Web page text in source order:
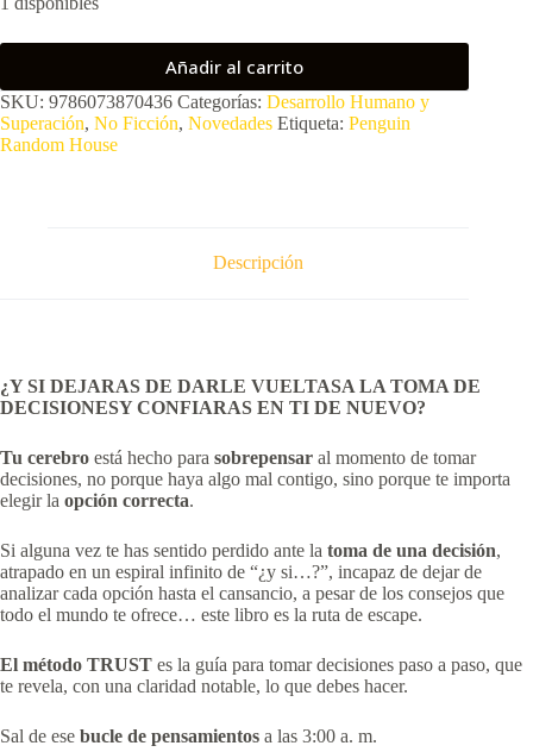
Añadir al carrito
SKU: 9786073870436 Categorías: Desarrollo Humano y
Superación, No Ficción, Novedades Etiqueta: Penguin
Random House
Descripción
¿Y SI DEJARAS DE DARLE VUELTASA LA TOMA DE
DECISIONESY CONFIARAS EN TI DE NUEVO?
Tu cerebro está hecho para sobrepensar al momento de tomar
decisiones, no porque haya algo mal contigo, sino porque te importa
elegir la opción correcta.
Si alguna vez te has sentido perdido ante la toma de una decisión,
atrapado en un espiral infinito de “¿y si…?”, incapaz de dejar de
analizar cada opción hasta el cansancio, a pesar de los consejos que
todo el mundo te ofrece… este libro es la ruta de escape.
El método TRUST es la guía para tomar decisiones paso a paso, que
te revela, con una claridad notable, lo que debes hacer.
Sal de ese bucle de pensamientos a las 3:00 a. m.